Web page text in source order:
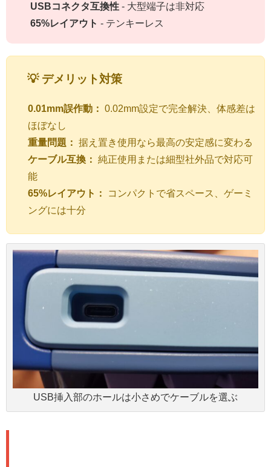
USBコネクタ互換性 - 大型端子は非対応
65%レイアウト - テンキーレス
💡 デメリット対策
0.01mm誤作動：
0.02mm設定で完全解決、体感差は
ほぼなし
重量問題：
据え置き使用なら最高の安定感に変わる
ケーブル互換：
純正使用または細型社外品で対応可
能
65%レイアウト：
コンパクトで省スペース、ゲーミ
ングには十分
USB挿入部のホールは小さめでケーブルを選ぶ